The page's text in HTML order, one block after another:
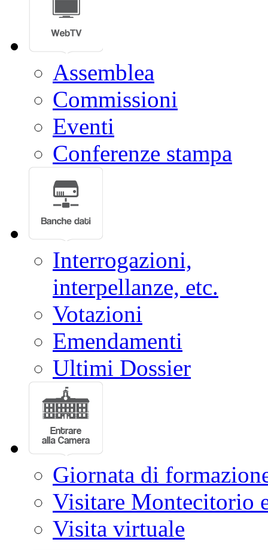
Assemblea
Commissioni
Eventi
Conferenze stampa
Interrogazioni,
interpellanze, etc.
Votazioni
Emendamenti
Ultimi Dossier
Giornata di
Visitare Montecitorio
Visita virtuale